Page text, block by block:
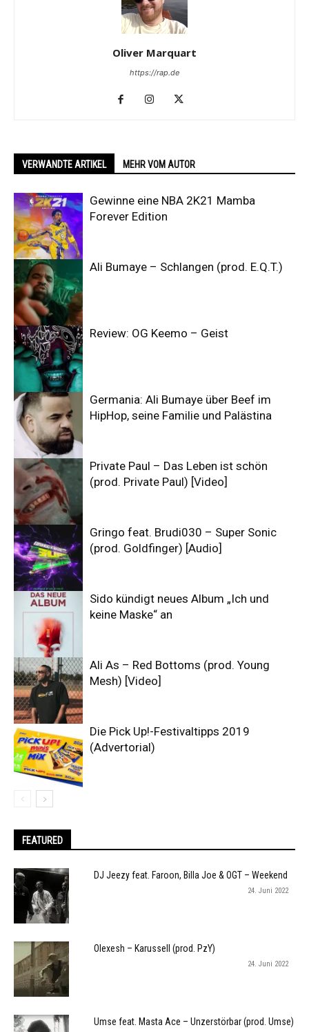
Oliver Marquart
https://rap.de
VERWANDTE ARTIKEL MEHR VOM AUTOR
Gewinne eine NBA 2K21 Mamba
Forever Edition
Ali Bumaye – Schlangen (prod. E.Q.T.)
Review: OG Keemo – Geist
Germania: Ali Bumaye über Beef im
HipHop, seine Familie und Palästina
Private Paul – Das Leben ist schön
(prod. Private Paul) [Video]
Gringo feat. Brudi030 – Super Sonic
(prod. Goldfinger) [Audio]
Sido kündigt neues Album „Ich und
keine Maske“ an
Ali As – Red Bottoms (prod. Young
Mesh) [Video]
Die Pick Up!-Festivaltipps 2019
(Advertorial)
FEATURED
DJ Jeezy feat. Faroon, Billa Joe & OGT – Weekend
24. Juni 2022
Olexesh – Karussell (prod. PzY)
24. Juni 2022
Umse feat. Masta Ace – Unzerstörbar (prod. Umse)